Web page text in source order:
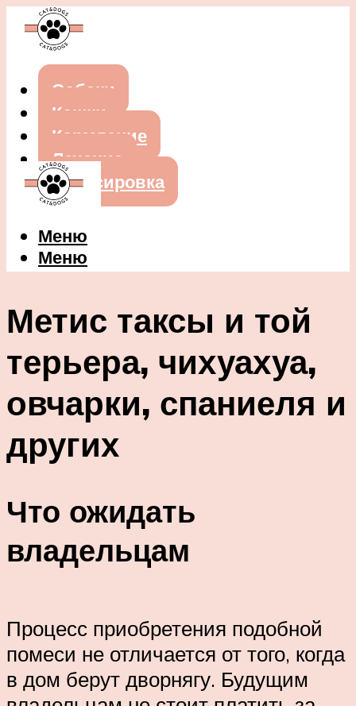
Собаки
Кошки
Кормление
Лечение
Дрессировка
Меню
Меню
Метис таксы и той
терьера, чихуахуа,
овчарки, спаниеля и
других
Что ожидать
владельцам
Процесс приобретения подобной
помеси не отличается от того, когда
в дом берут дворнягу. Будущим